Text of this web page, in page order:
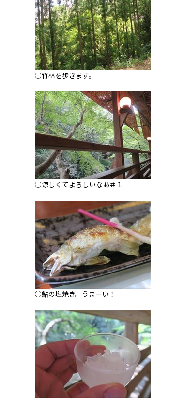
○竹林を歩きます。
○涼しくてよろしいなあ＃１
○鮎の塩焼き。うまーい！